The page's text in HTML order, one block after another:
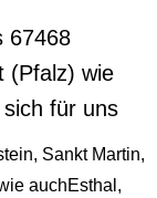
67468
(Pfalz) wie
für uns
Sankt Martin,
auchEsthal,